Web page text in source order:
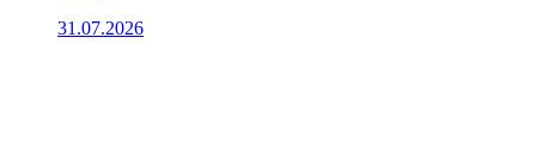
31.07.2026